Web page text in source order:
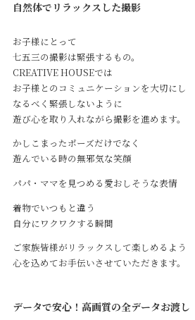
Reservation
公式アプリ
自然体でリラックスした撮影
お子様にとって
七五三の撮影は緊張するもの。
CREATIVE HOUSEでは
お子様とのコミュニケーションを大切にし
なるべく緊張しないように
遊び心を取り入れながら撮影を進めます。
かしこまったポーズだけでなく
遊んでいる時の無邪気な笑顔
パパ・ママを見つめる愛おしそうな表情
着物でいつもと違う
自分にワクワクする瞬間
ご家族皆様がリラックスして楽しめるよう
心を込めてお手伝いさせていただきます。
データで安心！高画質の全データお渡し